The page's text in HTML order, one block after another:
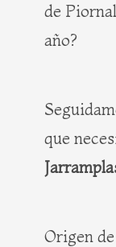
de
año?
que
Origen